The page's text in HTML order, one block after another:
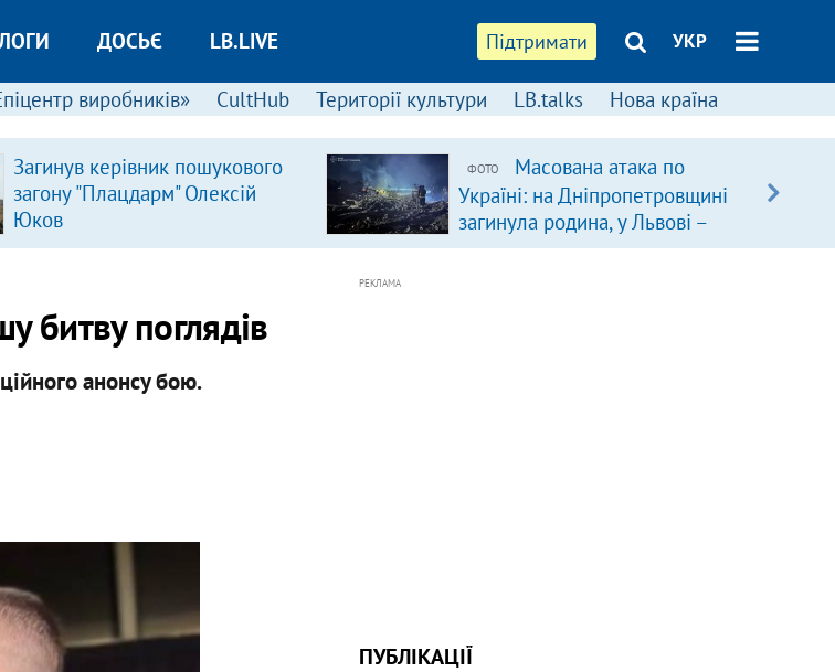
Підтримати УКР
ДОСЬЄ LB.LIVE
виробників» CultHub Території культури LB.talks Нова країна
Загинув керівник пошукового
загону "Плацдарм" Олексій
Юков
ФОТО
Масована атака по
Україні: на Дніпропетровщині
загинула родина, у Львові –
удар по багатоповерхівках
битву поглядів
анонсу бою.
РЕКЛАМА
ПУБЛІКАЦІЇ